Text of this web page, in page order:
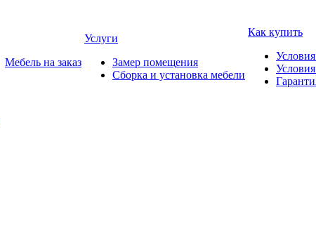
Мебель на заказ
Услуги
Замер помещения
Сборка и установка мебели
Как купить